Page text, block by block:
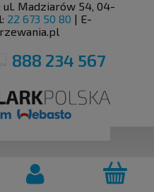
ul. Madziarów 54, 04-
22 673 50 80 | E-
888 234 567